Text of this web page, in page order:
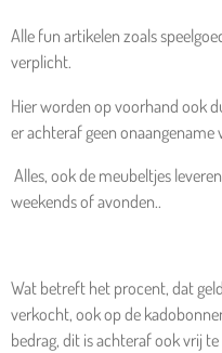
Alle fun artikelen zoals
verplicht.
Hier worden op voorhand ook
er achteraf geen onaangename
Alles, ook de meubeltjes
weekends of avonden..
Wat betreft het procent, dat
verkocht, ook op de
bedrag, dit is achteraf ook vrij